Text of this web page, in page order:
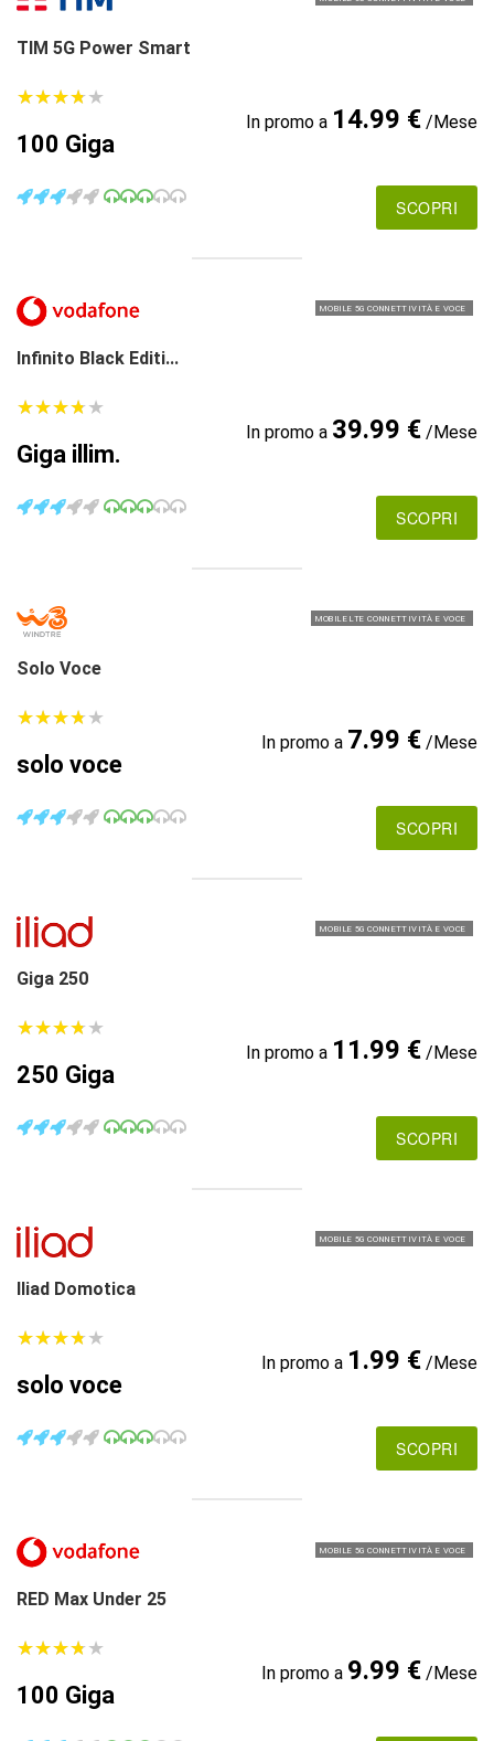
TIM 5G Power Smart
★★★★★
★★★★★
100 Giga
In promo a 14.99 €/Mese
SCOPRI
MOBILE 5G CONNETTIVITÀ E VOCE
Infinito Black Editi...
★★★★★
★★★★★
Giga illim.
In promo a 39.99 €/Mese
SCOPRI
MOBILE LTE CONNETTIVITÀ E VOCE
Solo Voce
★★★★★
★★★★★
solo voce
In promo a 7.99 €/Mese
SCOPRI
MOBILE 5G CONNETTIVITÀ E VOCE
Giga 250
★★★★★
★★★★★
250 Giga
In promo a 11.99 €/Mese
SCOPRI
MOBILE 5G CONNETTIVITÀ E VOCE
Iliad Domotica
★★★★★
★★★★★
solo voce
In promo a 1.99 €/Mese
SCOPRI
MOBILE 5G CONNETTIVITÀ E VOCE
RED Max Under 25
★★★★★
★★★★★
100 Giga
In promo a 9.99 €/Mese